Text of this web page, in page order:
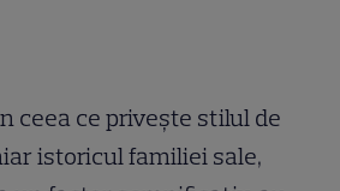
ceea ce privește stilul de
istoricul familiei sale,